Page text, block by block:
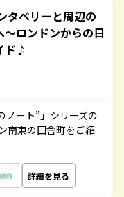
タベリーと周辺の
ロンドンからの日
ド♪
ノート”」シリーズの
南東の田舎町をご紹
詳細を見る